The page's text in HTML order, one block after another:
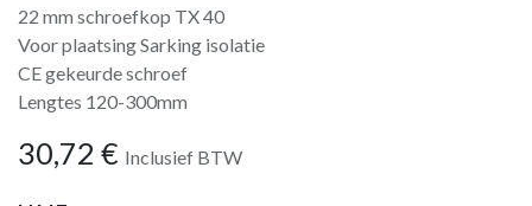
22 mm schroefkop TX 40
Voor plaatsing Sarking isolatie
CE gekeurde schroef
Lengtes 120-300mm
30,72 € Inclusief BTW